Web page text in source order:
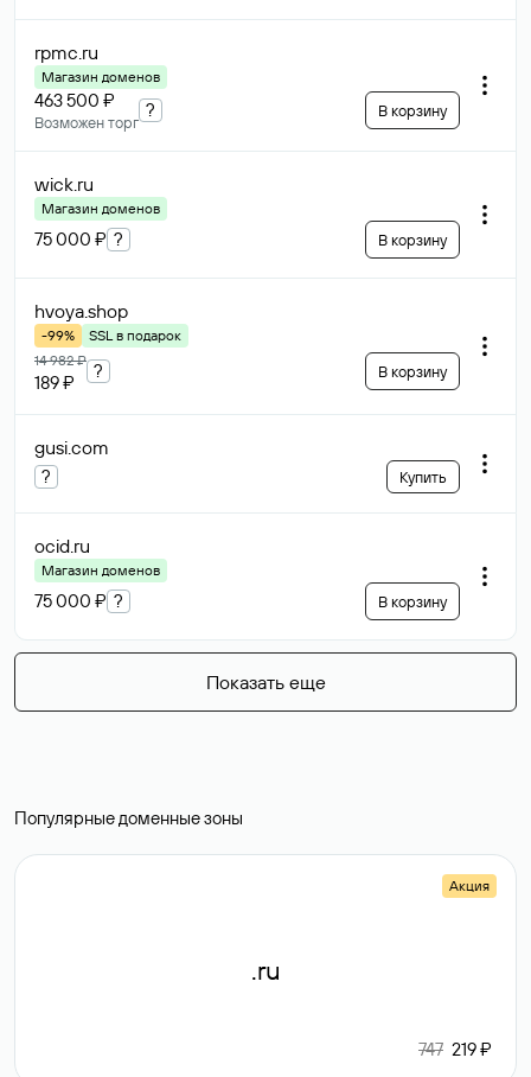
rpmc.ru
Магазин доменов
463 500 ₽
Возможен торг
? В корзину
wick.ru
Магазин доменов
75 000 ₽ ? В корзину
hvoya.shop
-99%
SSL в подарок
14 982 ₽
189 ₽
? В корзину
gusi.com
? Купить
ocid.ru
Магазин доменов
75 000 ₽ ? В корзину
Показать еще
Популярные доменные зоны
Акция
.ru
747 219 ₽